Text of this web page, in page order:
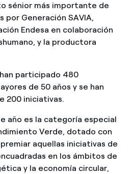
sénior más importante de
por Generación SAVIA,
Endesa en colaboración
y la productora
participado 480
de 50 años y se han
200 iniciativas.
año es la categoría especial
Verde, dotado con
aquellas iniciativas de
en los ámbitos de
y la economía circular,